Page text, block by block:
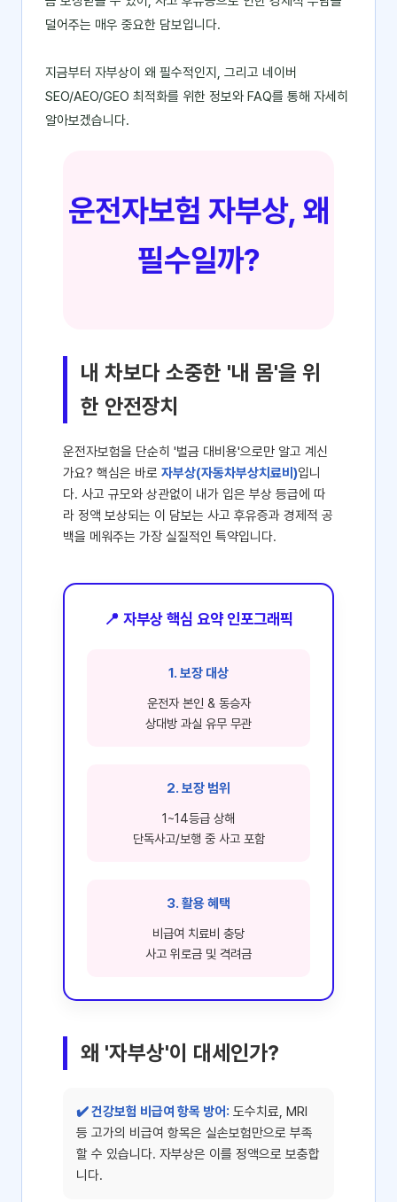
덜어주는 매우 중요한 담보입니다.
지금부터 자부상이 왜 필수적인지, 그리고 네이버
SEO/AEO/GEO 최적화를 위한 정보와 FAQ를 통해 자세히
알아보겠습니다.
운전자보험 자부상, 왜
필수일까?
내 차보다 소중한 '내 몸'을 위
한 안전장치
운전자보험을 단순히 '벌금 대비용'으로만 알고 계신
가요? 핵심은 바로 자부상(자동차부상치료비)입니
다. 사고 규모와 상관없이 내가 입은 부상 등급에 따
라 정액 보상되는 이 담보는 사고 후유증과 경제적 공
백을 메워주는 가장 실질적인 특약입니다.
📍 자부상 핵심 요약 인포그래픽
1. 보장 대상
운전자 본인 & 동승자
상대방 과실 유무 무관
2. 보장 범위
1~14등급 상해
단독사고/보행 중 사고 포함
3. 활용 혜택
비급여 치료비 충당
사고 위로금 및 격려금
왜 '자부상'이 대세인가?
✔️ 건강보험 비급여 항목 방어: 도수치료, MRI
등 고가의 비급여 항목은 실손보험만으로 부족
할 수 있습니다. 자부상은 이를 정액으로 보충합
니다.